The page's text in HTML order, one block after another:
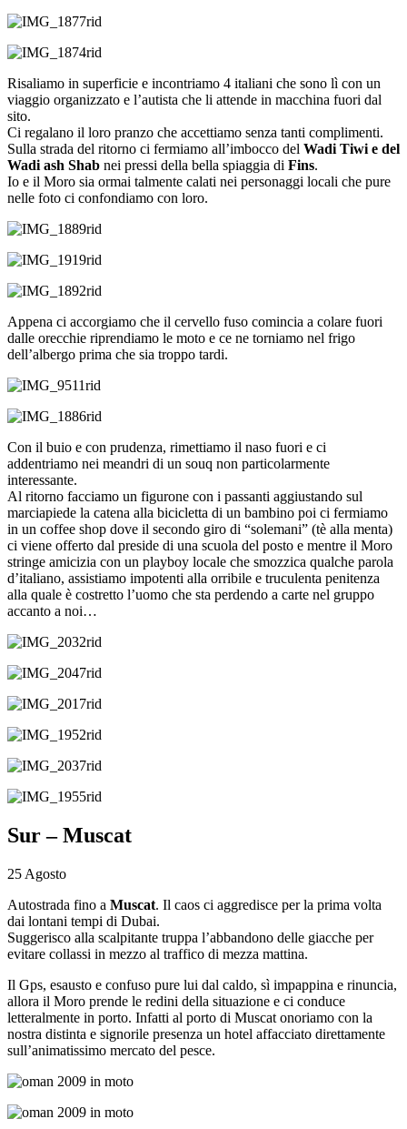
Risaliamo in superficie e incontriamo 4 italiani che sono lì con un
viaggio organizzato e l’autista che li attende in macchina fuori dal
sito.
Ci regalano il loro pranzo che accettiamo senza tanti complimenti.
Sulla strada del ritorno ci fermiamo all’imbocco del Wadi Tiwi e del
Wadi ash Shab nei pressi della bella spiaggia di Fins.
Io e il Moro sia ormai talmente calati nei personaggi locali che pure
nelle foto ci confondiamo con loro.
Appena ci accorgiamo che il cervello fuso comincia a colare fuori
dalle orecchie riprendiamo le moto e ce ne torniamo nel frigo
dell’albergo prima che sia troppo tardi.
Con il buio e con prudenza, rimettiamo il naso fuori e ci
addentriamo nei meandri di un souq non particolarmente
interessante.
Al ritorno facciamo un figurone con i passanti aggiustando sul
marciapiede la catena alla bicicletta di un bambino poi ci fermiamo
in un coffee shop dove il secondo giro di “solemani” (tè alla menta)
ci viene offerto dal preside di una scuola del posto e mentre il Moro
stringe amicizia con un playboy locale che smozzica qualche parola
d’italiano, assistiamo impotenti alla orribile e truculenta penitenza
alla quale è costretto l’uomo che sta perdendo a carte nel gruppo
accanto a noi…
Sur – Muscat
25 Agosto
Autostrada fino a Muscat. Il caos ci aggredisce per la prima volta
dai lontani tempi di Dubai.
Suggerisco alla scalpitante truppa l’abbandono delle giacche per
evitare collassi in mezzo al traffico di mezza mattina.
Il Gps, esausto e confuso pure lui dal caldo, sì impappina e rinuncia,
allora il Moro prende le redini della situazione e ci conduce
letteralmente in porto. Infatti al porto di Muscat onoriamo con la
nostra distinta e signorile presenza un hotel affacciato direttamente
sull’animatissimo mercato del pesce.